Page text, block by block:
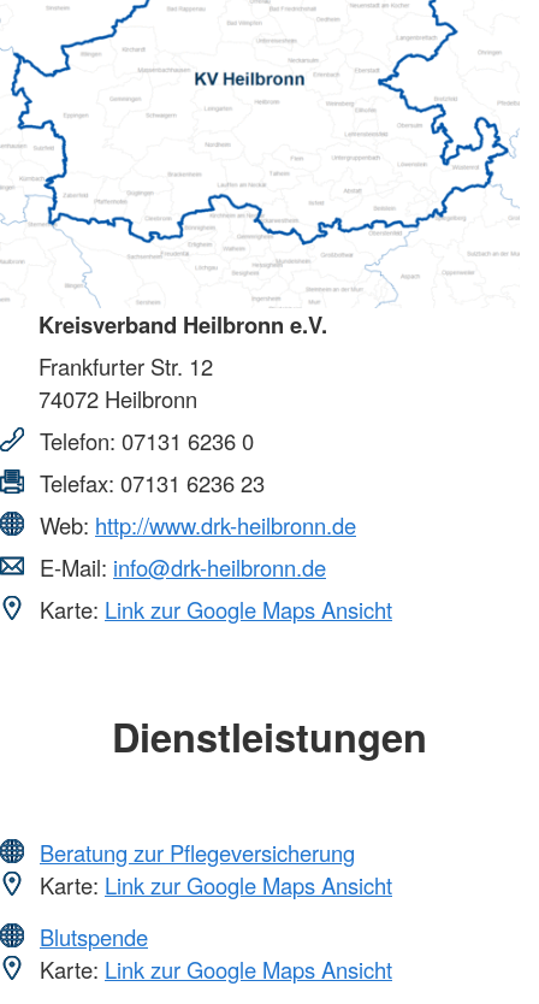
Kreisverband Heilbronn e.V.
Frankfurter Str. 12
74072 Heilbronn
Telefon: 07131 6236 0
Telefax: 07131 6236 23
Web: http://www.drk-heilbronn.de
E-Mail: info@drk-heilbronn.de
Karte: Link zur Google Maps Ansicht
Dienstleistungen
Beratung zur Pflegeversicherung
Karte: Link zur Google Maps Ansicht
Blutspende
Karte: Link zur Google Maps Ansicht